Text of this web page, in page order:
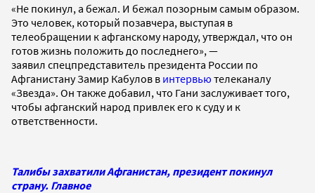
«Не покинул, а бежал. И бежал позорным самым образом.
Это человек, который позавчера, выступая в
телеобращении к афганскому народу, утверждал, что он
готов жизнь положить до последнего», —
заявил спецпредставитель президента России по
Афганистану Замир Кабулов в интервью телеканалу
«Звезда». Он также добавил, что Гани заслуживает того,
чтобы афганский народ привлек его к суду и к
ответственности.
Талибы захватили Афганистан, президент покинул
страну. Главное